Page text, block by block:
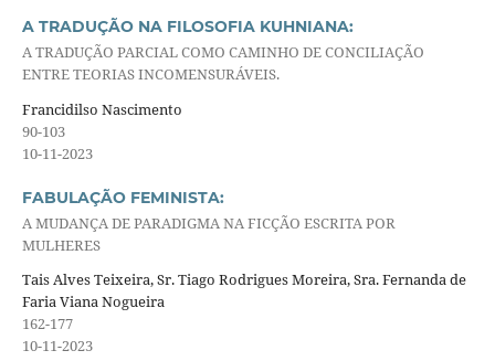
A TRADUÇÃO NA FILOSOFIA KUHNIANA:
A TRADUÇÃO PARCIAL COMO CAMINHO DE CONCILIAÇÃO
ENTRE TEORIAS INCOMENSURÁVEIS.
Francidilso Nascimento
90-103
10-11-2023
FABULAÇÃO FEMINISTA:
A MUDANÇA DE PARADIGMA NA FICÇÃO ESCRITA POR
MULHERES
Tais Alves Teixeira, Sr. Tiago Rodrigues Moreira, Sra. Fernanda de
Faria Viana Nogueira
162-177
10-11-2023